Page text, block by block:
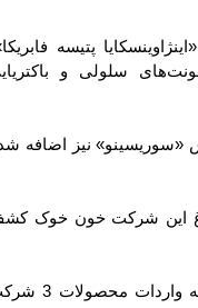
پتیسه فابریکا»،
سلولی و باکتریایی
نیز اضافه شده
این شرکت خون خوک کشف
«مسکو» بعد از محدودیت‌های «آستانه» اعلام کرد که واردات محصولات 3 شرکت